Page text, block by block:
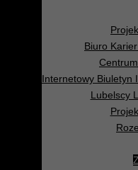
Biuro
Internetowy Biuletyn
Lubelscy